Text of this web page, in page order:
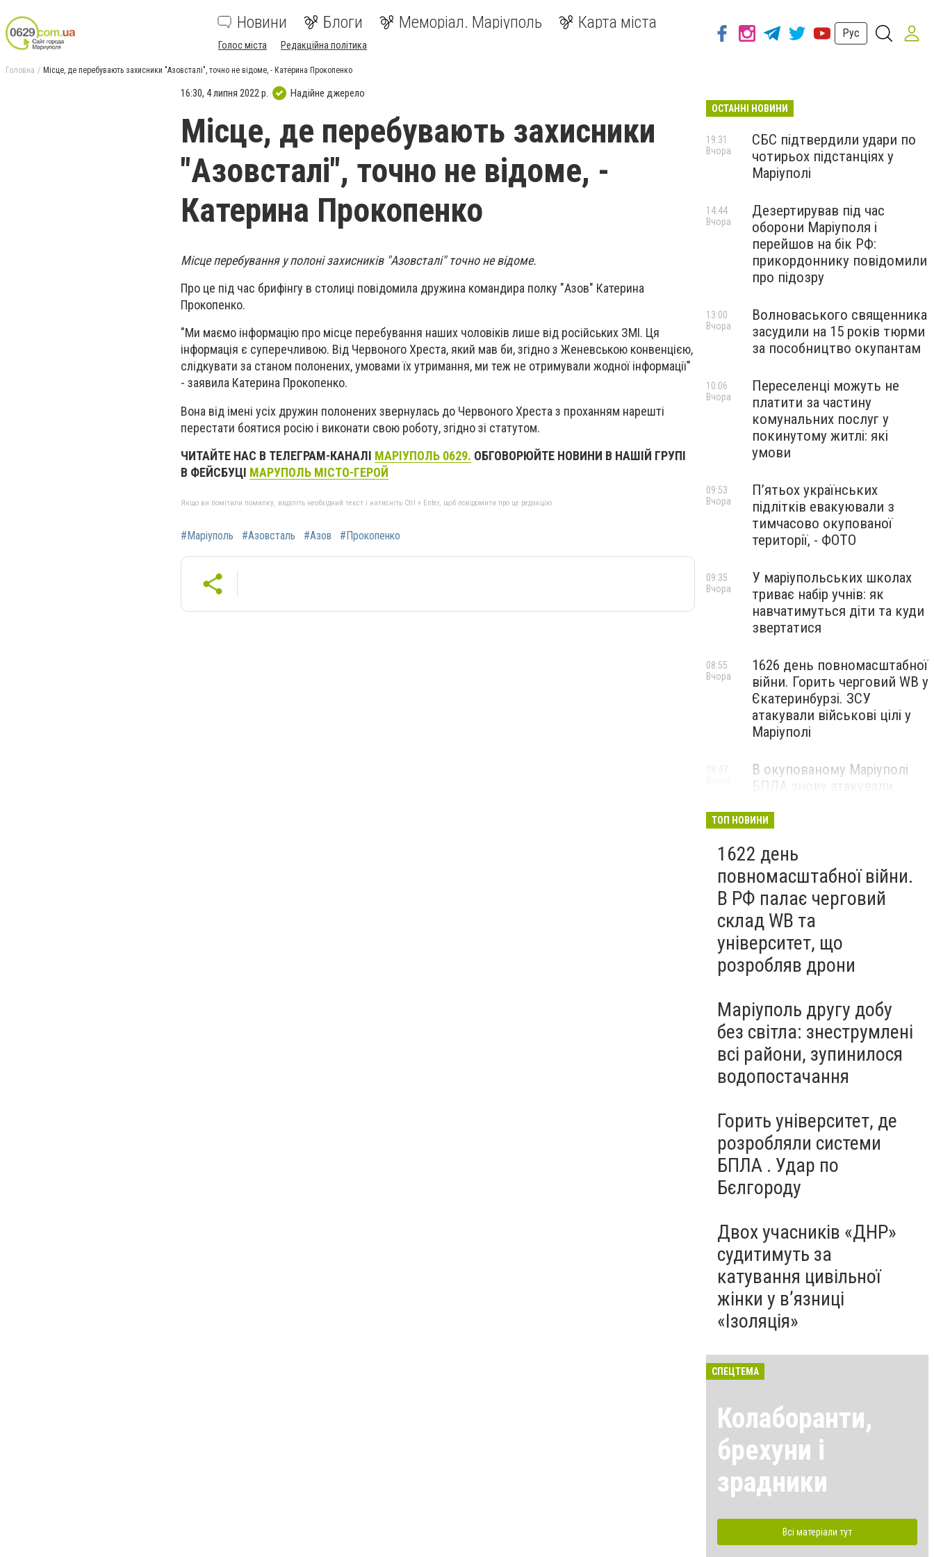
Новини Блоги Меморіал. Маріуполь Карта міста
Голос міста Редакційна політика
Рус
Головна Місце, де перебувають захисники "Азовсталі", точно не відоме, - Катерина Прокопенко
16:30, 4 липня 2022 р. Надійне джерело
Місце, де перебувають захисники
"Азовсталі", точно не відоме, -
Катерина Прокопенко
Місце перебування у полоні захисників "Азовсталі" точно не відоме.
Про це під час брифінгу в столиці повідомила дружина командира полку "Азов" Катерина
Прокопенко.
"Ми маємо інформацію про місце перебування наших чоловіків лише від російських ЗМІ. Ця
інформація є суперечливою. Від Червоного Хреста, який мав би, згідно з Женевською конвенцією,
слідкувати за станом полонених, умовами їх утримання, ми теж не отримували жодної інформації"
- заявила Катерина Прокопенко.
Вона від імені усіх дружин полонених звернулась до Червоного Хреста з проханням нарешті
перестати боятися росію і виконати свою роботу, згідно зі статутом.
ЧИТАЙТЕ НАС В ТЕЛЕГРАМ-КАНАЛІ МАРІУПОЛЬ 0629. ОБГОВОРЮЙТЕ НОВИНИ В НАШІЙ ГРУПІ
В ФЕЙСБУЦІ МАРУПОЛЬ МІСТО-ГЕРОЙ
Якщо ви помітили помилку, виділіть необхідний текст і натисніть Ctrl + Enter, щоб повідомити про це редакцію
#Маріуполь #Азовсталь #Азов #Прокопенко
ОСТАННІ НОВИНИ
СБС підтвердили удари по
чотирьох підстанціях у
Маріуполі
19:31
Вчора
Дезертирував під час
оборони Маріуполя і
перейшов на бік РФ:
прикордоннику повідомили
про підозру
14:44
Вчора
Волноваського священника
засудили на 15 років тюрми
за пособництво окупантам
13:00
Вчора
Переселенці можуть не
платити за частину
комунальних послуг у
покинутому житлі: які
умови
10:06
Вчора
П’ятьох українських
підлітків евакуювали з
тимчасово окупованої
території, - ФОТО
09:53
Вчора
У маріупольських школах
триває набір учнів: як
навчатимуться діти та куди
звертатися
09:35
Вчора
1626 день повномасштабної
війни. Горить черговий WB у
Єкатеринбурзі. ЗСУ
атакували військові цілі у
Маріуполі
08:55
Вчора
В окупованому Маріуполі
БПЛА знову атакували
— ВІДЕО
ТОП НОВИНИ
1622 день
повномасштабної війни.
В РФ палає черговий
склад WB та
університет, що
розробляв дрони
Маріуполь другу добу
без світла: знеструмлені
всі райони, зупинилося
водопостачання
Горить університет, де
розробляли системи
БПЛА . Удар по
Бєлгороду
Двох учасників «ДНР»
судитимуть за
катування цивільної
жінки у в’язниці
«Ізоляція»
СПЕЦТЕМА
Колаборанти,
брехуни і
зрадники
Всі матеріали тут